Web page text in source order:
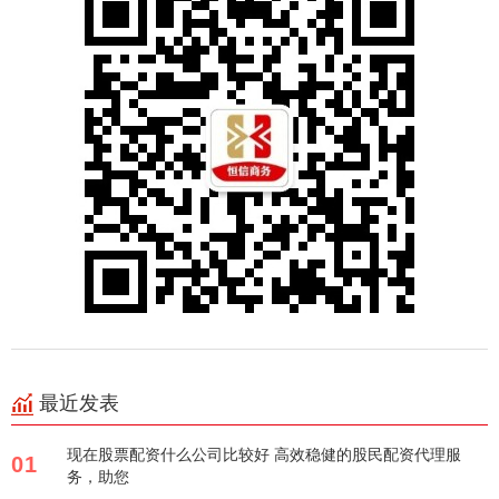
最近发表
01
现在股票配资什么公司比较好 高效稳健的股民配资代理服
务，助您